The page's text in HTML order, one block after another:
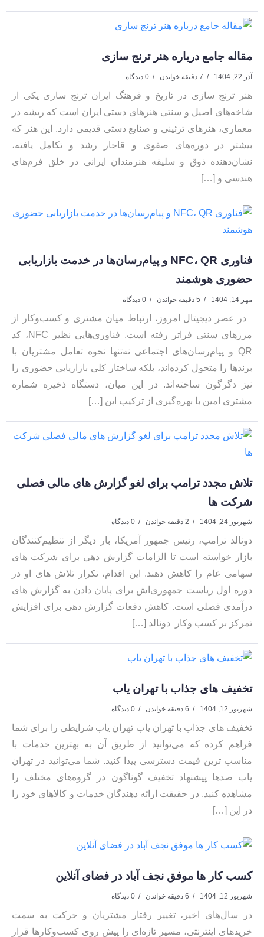
مقاله جامع درباره هنر ترنج سازی
آذر 22, 1404 7 دقیقه خواندن 0 دیدگاه
هنر ترنج سازی در تاریخ و فرهنگ ایران ترنج سازی یکی از
شاخه‌های اصیل و سنتی هنرهای دستی ایران است که ریشه در
معماری، هنرهای تزئینی و صنایع دستی قدیمی دارد. این هنر که
بیشتر در دوره‌های صفوی و قاجار رشد و تکامل یافته،
نشان‌دهنده ذوق و سلیقه هنرمندان ایرانی در خلق فرم‌های
هندسی و […]
فناوری NFC، QR و پیام‌رسان‌ها در خدمت بازاریابی
حضوری هوشمند
مهر 14, 1404 5 دقیقه خواندن 0 دیدگاه
در عصر دیجیتال امروز، ارتباط میان مشتری و کسب‌وکار از
مرزهای سنتی فراتر رفته است. فناوری‌هایی نظیر NFC، کد
QR و پیام‌رسان‌های اجتماعی نه‌تنها نحوه تعامل مشتریان با
برندها را متحول کرده‌اند، بلکه ساختار کلی بازاریابی حضوری را
نیز دگرگون ساخته‌اند. در این میان، دستگاه ذخیره شماره
مشتری امین با بهره‌گیری از ترکیب این […]
تلاش مجدد ترامپ برای لغو گزارش‌ های مالی فصلی
شرکت‌ ها
شهریور 24, 1404 2 دقیقه خواندن 0 دیدگاه
دونالد ترامپ، رئیس‌ جمهور آمریکا، بار دیگر از تنظیم‌کنندگان
بازار خواسته است تا الزامات گزارش‌ دهی برای شرکت‌ های
سهامی عام را کاهش دهند. این اقدام، تکرار تلاش‌ های او در
دوره اول ریاست‌ جمهوری‌اش برای پایان دادن به گزارش‌ های
درآمدی فصلی است. کاهش دفعات گزارش‌ دهی برای افزایش
تمرکز بر کسب‌ وکار دونالد […]
تخفیف های جذاب با تهران یاب
شهریور 12, 1404 6 دقیقه خواندن 0 دیدگاه
تخفیف های جذاب با تهران یاب تهران یاب شرایطی را برای شما
فراهم کرده که می‌توانید از طریق آن به بهترین خدمات با
مناسب ترین قیمت دسترسی پیدا کنید. شما می‌توانید در تهران
یاب صدها پیشنهاد تخفیف گوناگون در گروه‌های مختلف را
مشاهده کنید. در حقیقت ارائه دهندگان خدمات و کالاهای خود را
در این […]
کسب کار ها موفق نجف آباد در فضای آنلاین
شهریور 12, 1404 6 دقیقه خواندن 0 دیدگاه
در سال‌های اخیر، تغییر رفتار مشتریان و حرکت به سمت
خریدهای اینترنتی، مسیر تازه‌ای را پیش روی کسب‌وکارها قرار